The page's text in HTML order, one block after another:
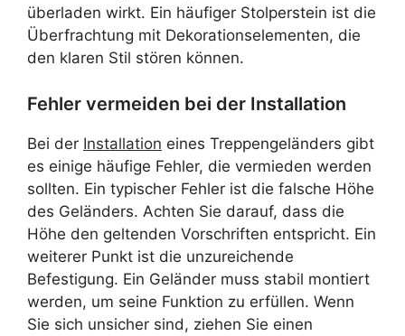
überladen wirkt. Ein häufiger Stolperstein ist die
Überfrachtung mit Dekorationselementen, die
den klaren Stil stören können.
Fehler vermeiden bei der Installation
Bei der Installation eines Treppengeländers gibt
es einige häufige Fehler, die vermieden werden
sollten. Ein typischer Fehler ist die falsche Höhe
des Geländers. Achten Sie darauf, dass die
Höhe den geltenden Vorschriften entspricht. Ein
weiterer Punkt ist die unzureichende
Befestigung. Ein Geländer muss stabil montiert
werden, um seine Funktion zu erfüllen. Wenn
Sie sich unsicher sind, ziehen Sie einen